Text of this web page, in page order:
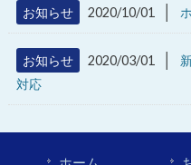
お知らせ 2020/10/01
お知らせ 2020/03/01
対応